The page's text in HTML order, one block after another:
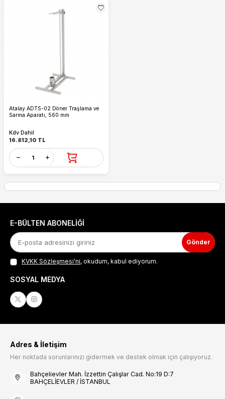
Atalay ADTS-02 Döner Traşlama ve
Sarma Aparatı, 560 mm
Kdv Dahil
16.812,10 TL
E-BÜLTEN ABONELIĞI
Gönder
KVKK Sözleşmesi'ni, okudum, kabul ediyorum.
SOSYAL MEDYA
Adres & İletişim
Her noktada sorunlarınızı gidermek ve destek olmak için çalışıyoruz.
Bahçelievler Mah. İzzettin Çalışlar Cad. No:19 D:7
BAHÇELİEVLER / İSTANBUL